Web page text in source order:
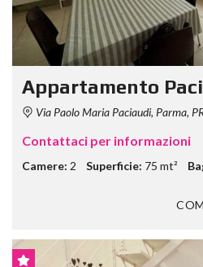
Appartamento
Via Paolo Maria Paciaudi, Parma,
Contattaci per informazioni
Camere: 2 Superficie: 75 mt²